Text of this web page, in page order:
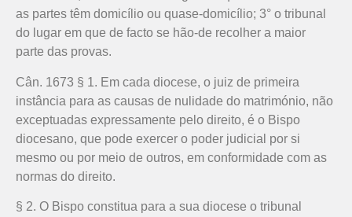
as partes têm domicílio ou quase-domicílio; 3° o tribunal
do lugar em que de facto se hão-de recolher a maior
parte das provas.
Cân. 1673 § 1. Em cada diocese, o juiz de primeira
instância para as causas de nulidade do matrimónio, não
exceptuadas expressamente pelo direito, é o Bispo
diocesano, que pode exercer o poder judicial por si
mesmo ou por meio de outros, em conformidade com as
normas do direito.
§ 2. O Bispo constitua para a sua diocese o tribunal